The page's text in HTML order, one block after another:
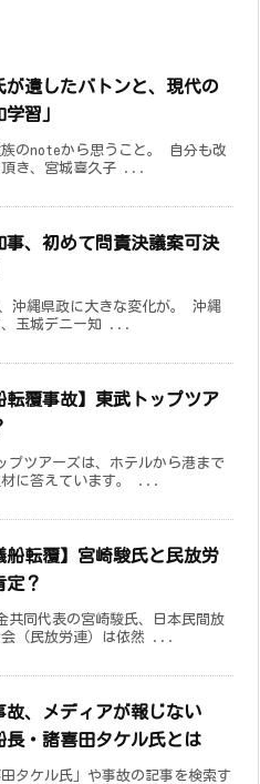
が遺したバトンと、現代の
学習」
のnoteから思うこと。 自分も改
頂き、宮城喜久子 ...
事、初めて問責決議案可決
沖縄県政に大きな変化が。 沖縄
、玉城デニー知 ...
転覆事故】東武トップツア
プツアーズは、ホテルから港まで
材に答えています。 ...
船転覆】宮崎駿氏と民放労
定？
共同代表の宮崎駿氏、日本民間放
会（民放労連）は依然 ...
故、メディアが報じない
長・諸喜田タケル氏とは
タケル氏」や事故の記事を検索す